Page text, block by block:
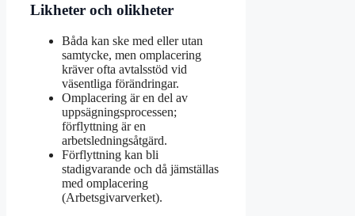
Likheter och olikheter
Båda kan ske med eller utan
samtycke, men omplacering
kräver ofta avtalsstöd vid
väsentliga förändringar.
Omplacering är en del av
uppsägningsprocessen;
förflyttning är en
arbetsledningsåtgärd.
Förflyttning kan bli
stadigvarande och då jämställas
med omplacering
(Arbetsgivarverket).